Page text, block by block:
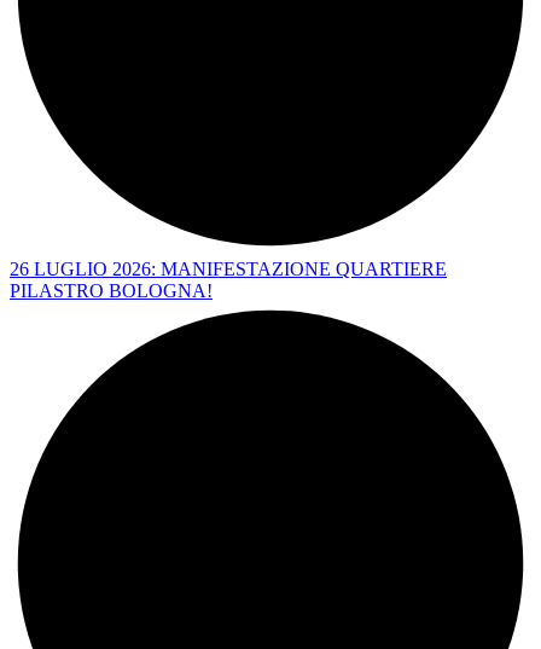
26 LUGLIO 2026: MANIFESTAZIONE QUARTIERE
PILASTRO BOLOGNA!